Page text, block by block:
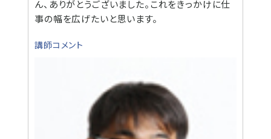
ん、ありがとうございました。これをきっかけに仕
事の幅を広げたいと思います。
講師コメント